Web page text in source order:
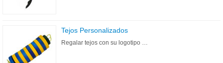
Tejos Personalizados
Regalar tejos con su logotipo …